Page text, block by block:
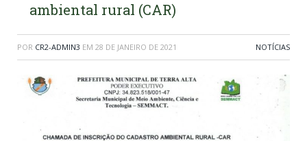
ambiental rural (CAR)
POR CR2-ADMIN3 EM 28 DE JANEIRO DE 2021 NOTÍCIAS